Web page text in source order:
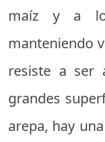
maíz y a
manteniendo
resiste a ser
grandes
arepa, hay